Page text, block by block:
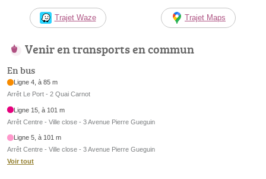
Trajet Waze Trajet Maps
Venir en transports en commun
En bus
Ligne 4, à 85 m
Arrêt Le Port - 2 Quai Carnot
Ligne 15, à 101 m
Arrêt Centre - Ville close - 3 Avenue Pierre Gueguin
Ligne 5, à 101 m
Arrêt Centre - Ville close - 3 Avenue Pierre Gueguin
Voir tout